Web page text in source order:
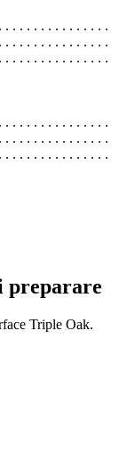
. . . . . . . . . . . . . . .
. . . . . . . . . . . . . . .
. . . . . . . . . . . . . . .
. . . . . . . . . . . . . . .
. . . . . . . . . . . . . . .
. . . . . . . . . . . . . . .
preparare
Triple Oak.